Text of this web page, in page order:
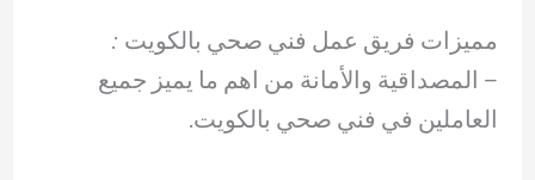
مميزات فريق عمل فني صحي بالكويت :
– المصداقية والأمانة من اهم ما يميز جميع
العاملين في فني صحي بالكويت.